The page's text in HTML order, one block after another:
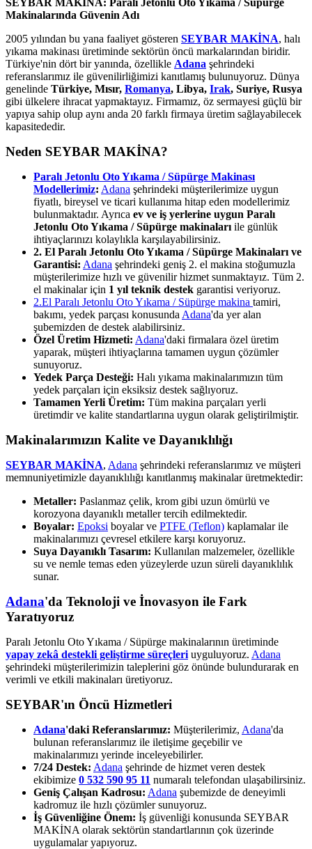
Makinalarında Güvenin Adı
2005 yılından bu yana faaliyet gösteren SEYBAR MAKİNA, halı
yıkama makinası üretiminde sektörün öncü markalarından biridir.
Türkiye'nin dört bir yanında, özellikle Adana şehrindeki
referanslarımız ile güvenilirliğimizi kanıtlamış bulunuyoruz. Dünya
genelinde Türkiye, Mısır, Romanya, Libya, Irak, Suriye, Rusya
gibi ülkelere ihracat yapmaktayız. Firmamız, öz sermayesi güçlü bir
yapıya sahip olup aynı anda 20 farklı firmaya üretim sağlayabilecek
kapasitededir.
Neden SEYBAR MAKİNA?
Paralı Jetonlu Oto Yıkama / Süpürge Makinası
Modellerimiz: Adana şehrindeki müşterilerimize uygun
fiyatlı, bireysel ve ticari kullanıma hitap eden modellerimiz
bulunmaktadır. Ayrıca ev ve iş yerlerine uygun Paralı
Jetonlu Oto Yıkama / Süpürge makinaları ile günlük
ihtiyaçlarınızı kolaylıkla karşılayabilirsiniz.
2. El Paralı Jetonlu Oto Yıkama / Süpürge Makinaları ve
Garantisi: Adana şehrindeki geniş 2. el makina stoğumuzla
müşterilerimize hızlı ve güvenilir hizmet sunmaktayız. Tüm 2.
el makinalar için 1 yıl teknik destek garantisi veriyoruz.
2.El Paralı Jetonlu Oto Yıkama / Süpürge makina tamiri,
bakımı, yedek parçası konusunda Adana'da yer alan
şubemizden de destek alabilirsiniz.
Özel Üretim Hizmeti: Adana'daki firmalara özel üretim
yaparak, müşteri ihtiyaçlarına tamamen uygun çözümler
sunuyoruz.
Yedek Parça Desteği: Halı yıkama makinalarımızın tüm
yedek parçaları için eksiksiz destek sağlıyoruz.
Tamamen Yerli Üretim: Tüm makina parçaları yerli
üretimdir ve kalite standartlarına uygun olarak geliştirilmiştir.
Makinalarımızın Kalite ve Dayanıklılığı
SEYBAR MAKİNA, Adana şehrindeki referanslarımız ve müşteri
memnuniyetimizle dayanıklılığı kanıtlanmış makinalar üretmektedir:
Metaller: Paslanmaz çelik, krom gibi uzun ömürlü ve
korozyona dayanıklı metaller tercih edilmektedir.
Boyalar: Epoksi boyalar ve PTFE (Teflon) kaplamalar ile
makinalarımızı çevresel etkilere karşı koruyoruz.
Suya Dayanıklı Tasarım: Kullanılan malzemeler, özellikle
su ve nemle temas eden yüzeylerde uzun süreli dayanıklılık
sunar.
Adana'da Teknoloji ve İnovasyon ile Fark
Yaratıyoruz
Paralı Jetonlu Oto Yıkama / Süpürge makinalarının üretiminde
yapay zekâ destekli geliştirme süreçleri uyguluyoruz. Adana
şehrindeki müşterilerimizin taleplerini göz önünde bulundurarak en
verimli ve etkili makinaları üretiyoruz.
SEYBAR'ın Öncü Hizmetleri
Adana'daki Referanslarımız: Müşterilerimiz, Adana'da
bulunan referanslarımız ile iletişime geçebilir ve
makinalarımızı yerinde inceleyebilirler.
7/24 Destek: Adana şehrinde de hizmet veren destek
ekibimize 0 532 590 95 11 numaralı telefondan ulaşabilirsiniz.
Geniş Çalışan Kadrosu: Adana şubemizde de deneyimli
kadromuz ile hızlı çözümler sunuyoruz.
İş Güvenliğine Önem: İş güvenliği konusunda SEYBAR
MAKİNA olarak sektörün standartlarının çok üzerinde
uygulamalar yapıyoruz.